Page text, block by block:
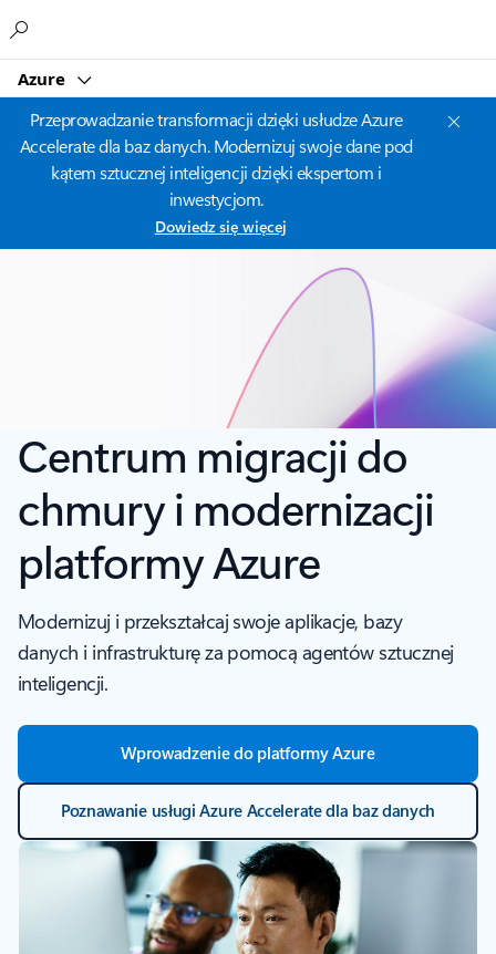
Azure
Przeprowadzanie transformacji dzięki usłudze Azure
Accelerate dla baz danych. Modernizuj swoje dane pod
kątem sztucznej inteligencji dzięki ekspertom i
inwestycjom.
Dowiedz się więcej
Centrum migracji do
chmury i modernizacji
platformy Azure
Modernizuj i przekształcaj swoje aplikacje, bazy
danych i infrastrukturę za pomocą agentów sztucznej
inteligencji.
Wprowadzenie do platformy Azure
Poznawanie usługi Azure Accelerate dla baz danych